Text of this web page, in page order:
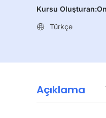
Kursu Oluşturan:
Türkçe
Açıklama